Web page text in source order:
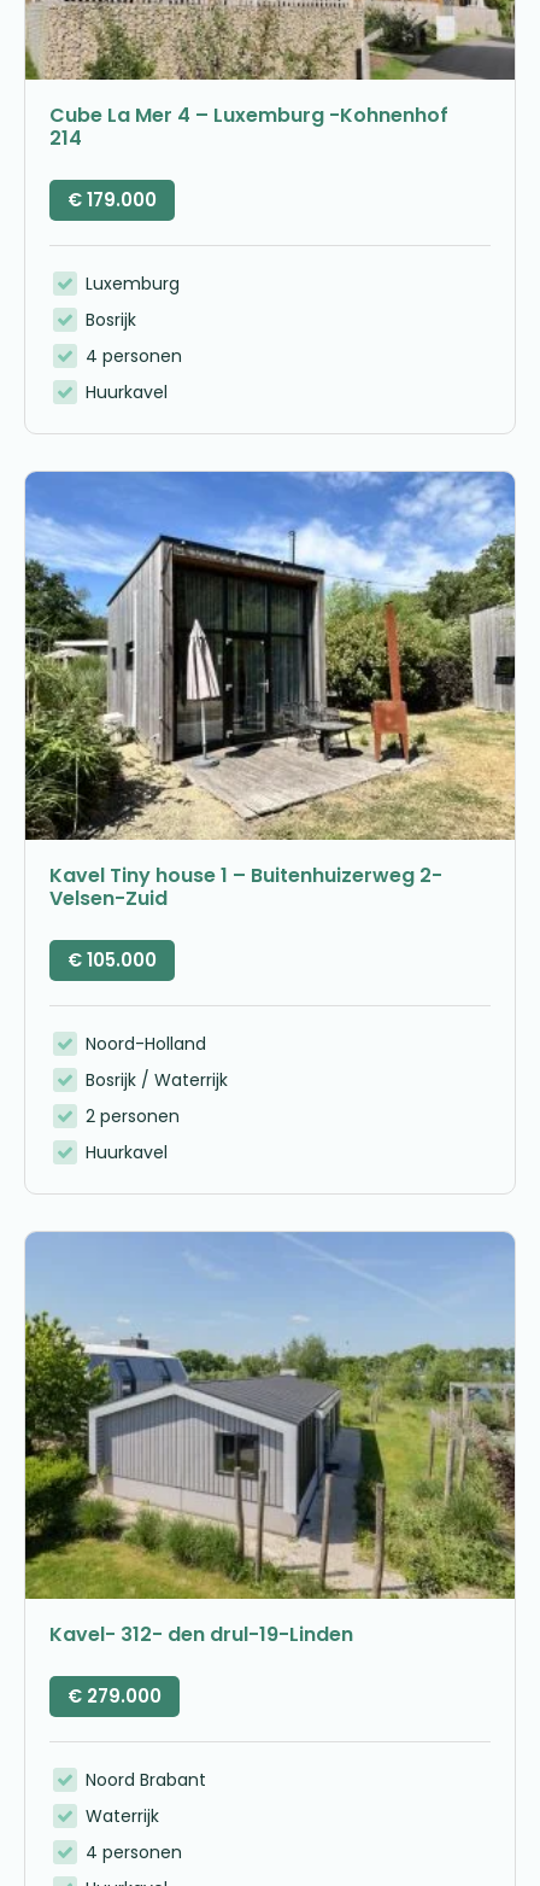
Cube La Mer 4 – Luxemburg -Kohnenhof
214
€179.000
Luxemburg
Bosrijk
4 personen
Huurkavel
Kavel Tiny house 1 – Buitenhuizerweg 2-
Velsen-Zuid
€105.000
Noord-Holland
Bosrijk / Waterrijk
2 personen
Huurkavel
Kavel- 312- den drul-19-Linden
€ 279.000
Noord Brabant
Waterrijk
4 personen